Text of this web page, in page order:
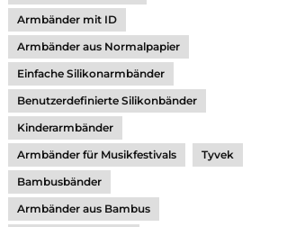
Armbänder mit ID
Armbänder aus Normalpapier
Einfache Silikonarmbänder
Benutzerdefinierte Silikonbänder
Kinderarmbänder
Armbänder für Musikfestivals
Tyvek
Bambusbänder
Armbänder aus Bambus